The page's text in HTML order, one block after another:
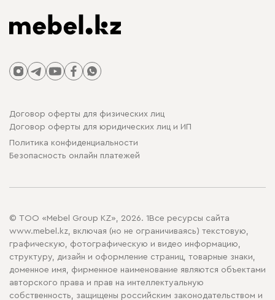
Договор оферты для физических лиц
Договор оферты для юридических лиц и ИП
Политика конфиденциальности
Безопасность онлайн платежей
© ТОО «Mebel Group KZ», 2026. 1Все ресурсы сайта
www.mebel.kz, включая (но не ограничиваясь) текстовую,
графическую, фотографическую и видео информацию,
структуру, дизайн и оформление страниц, товарные знаки,
доменное имя, фирменное наименование являются объектами
авторского права и прав на интеллектуальную
собственность, защищены российским законодательством и